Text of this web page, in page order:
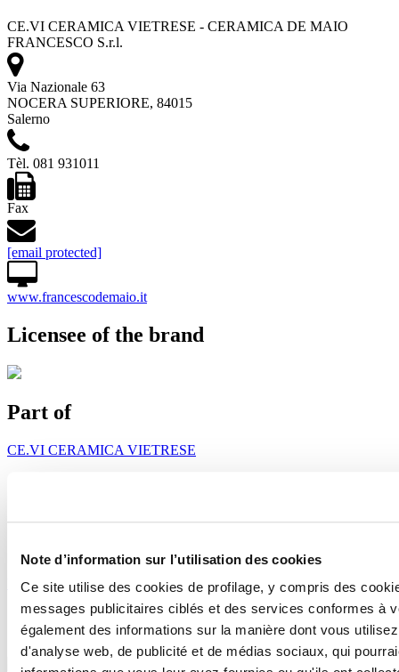
Note d’information sur l’utilisation des cookies
Ce site utilise des cookies de profilage, y compris des
messages publicitaires ciblés et des services conformes à
également des informations sur la manière dont vous
d'analyse web, de publicité et de médias sociaux, qui
CE.VI CERAMICA VIETRESE - CERAMICA DE MAIO
FRANCESCO S.r.l.
Via Nazionale 63
NOCERA SUPERIORE, 84015
Salerno
Tèl. 081 931011
Fax
[email protected]
www.francescodemaio.it
Licensee of the brand
Part of
CE.VI CERAMICA VIETRESE
Voir les projets Voir les produits